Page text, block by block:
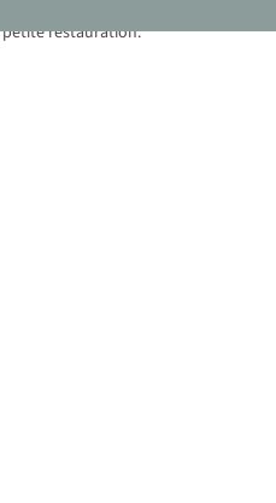
petite restauration.